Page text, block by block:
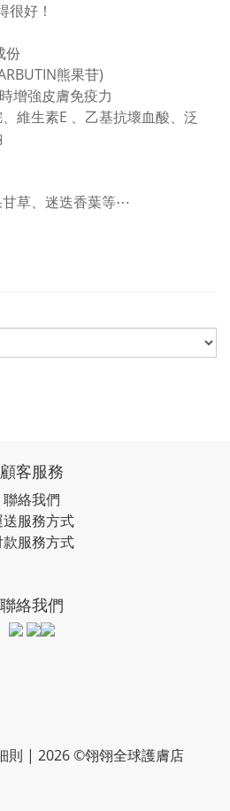
很好！
份
熊果苷)
增強皮膚免疫力
維生素E 、乙基抗壞血酸、泛
草、迷迭香葉等⋯
顧客服務
聯絡我們
送服務方式
款服務方式
聯絡我們
則 | 2026 ©翎翎全球護膚店